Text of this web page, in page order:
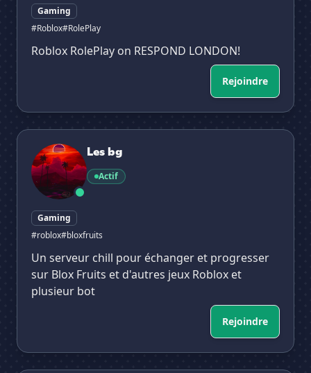
Gaming
#Roblox#RolePlay
Roblox RolePlay on RESPOND LONDON!
Rejoindre
Les bg
Les bg
Actif
Gaming
#roblox#bloxfruits
Un serveur chill pour échanger et progresser
sur Blox Fruits et d'autres jeux Roblox et
plusieur bot
Rejoindre